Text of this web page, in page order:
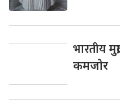
भारतीय
कमजाेर